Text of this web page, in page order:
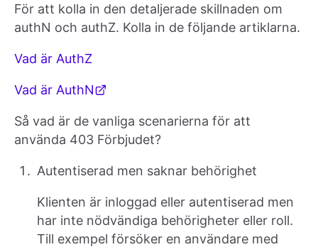
För att kolla in den detaljerade skillnaden om
authN och authZ. Kolla in de följande artiklarna.
Vad är AuthZ
Vad är AuthN
Så vad är de vanliga scenarierna för att
använda 403 Förbjudet?
Autentiserad men saknar behörighet
Klienten är inloggad eller autentiserad men
har inte nödvändiga behörigheter eller roll.
Till exempel försöker en användare med